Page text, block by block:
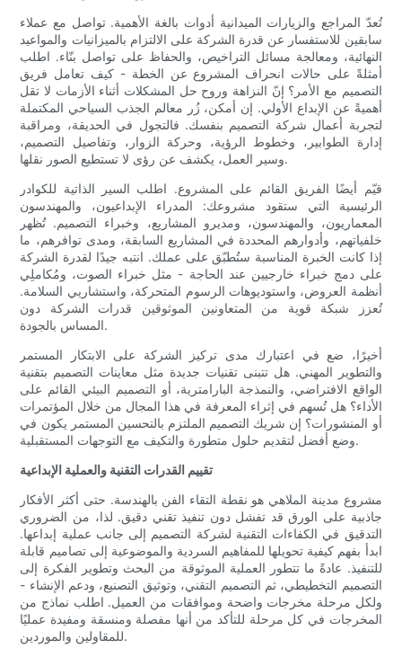
تُعدّ المراجع والزيارات الميدانية أدوات بالغة الأهمية. تواصل مع عملاء
سابقين للاستفسار عن قدرة الشركة على الالتزام بالميزانيات والمواعيد
النهائية، ومعالجة مسائل التراخيص، والحفاظ على تواصل بنّاء. اطلب
أمثلةً على حالات انحراف المشروع عن الخطة - كيف تعامل فريق
التصميم مع الأمر؟ إنّ النزاهة وروح حل المشكلات أثناء الأزمات لا تقل
أهميةً عن الإبداع الأولي. إن أمكن، زُر معالم الجذب السياحي المكتملة
لتجربة أعمال شركة التصميم بنفسك. فالتجول في الحديقة، ومراقبة
إدارة الطوابير، وخطوط الرؤية، وحركة الزوار، وتفاصيل التصميم،
وسير العمل، يكشف عن رؤى لا تستطيع الصور نقلها.
قيّم أيضًا الفريق القائم على المشروع. اطلب السير الذاتية للكوادر
الرئيسية التي ستقود مشروعك: المدراء الإبداعيون، والمهندسون
المعماريون، والمهندسون، ومديرو المشاريع، وخبراء التصميم. تُظهر
خلفياتهم، وأدوارهم المحددة في المشاريع السابقة، ومدى توافرهم، ما
إذا كانت الخبرة المناسبة ستُطبّق على عملك. انتبه جيدًا لقدرة الشركة
على دمج خبراء خارجيين عند الحاجة - مثل خبراء الصوت، ومُكاملِي
أنظمة العروض، واستوديوهات الرسوم المتحركة، واستشاريي السلامة.
تُعزز شبكة قوية من المتعاونين الموثوقين قدرات الشركة دون
المساس بالجودة.
أخيرًا، ضع في اعتبارك مدى تركيز الشركة على الابتكار المستمر
والتطوير المهني. هل تتبنى تقنيات جديدة مثل معاينات التصميم بتقنية
الواقع الافتراضي، والنمذجة البارامترية، أو التصميم البيئي القائم على
الأداء؟ هل تُسهم في إثراء المعرفة في هذا المجال من خلال المؤتمرات
أو المنشورات؟ إن شريك التصميم الملتزم بالتحسين المستمر يكون في
وضع أفضل لتقديم حلول متطورة والتكيف مع التوجهات المستقبلية.
تقييم القدرات التقنية والعملية الإبداعية
مشروع مدينة الملاهي هو نقطة التقاء الفن بالهندسة. حتى أكثر الأفكار
جاذبية على الورق قد تفشل دون تنفيذ تقني دقيق. لذا، من الضروري
التدقيق في الكفاءات التقنية لشركة التصميم إلى جانب عملية إبداعها.
ابدأ بفهم كيفية تحويلها للمفاهيم السردية والموضوعية إلى تصاميم قابلة
للتنفيذ. عادةً ما تتطور العملية الموثوقة من البحث وتطوير الفكرة إلى
التصميم التخطيطي، ثم التصميم التقني، وتوثيق التصنيع، ودعم الإنشاء -
ولكل مرحلة مخرجات واضحة وموافقات من العميل. اطلب نماذج من
المخرجات في كل مرحلة للتأكد من أنها مفصلة ومنسقة ومفيدة عمليًا
للمقاولين والموردين.